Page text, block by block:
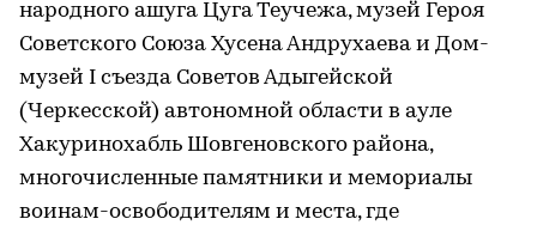
народного ашуга Цуга Теучежа, музей Героя
Советского Союза Хусена Андрухаева и Дом-
музей I съезда Советов Адыгейской
(Черкесской) автономной области в ауле
Хакуринохабль Шовгеновского района,
многочисленные памятники и мемориалы
воинам-освободителям и места, где